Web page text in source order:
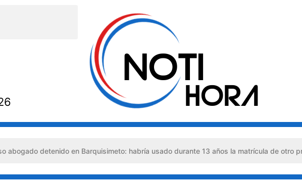
detenido en Barquisimeto: habría usado durante 13 años la matrícula de otro profesional